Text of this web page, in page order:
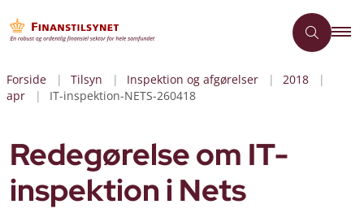
Forside Tilsyn Inspektion og afgørelser
2018
apr
IT-inspektion-NETS-260418
Redegørelse om IT-
inspektion i Nets